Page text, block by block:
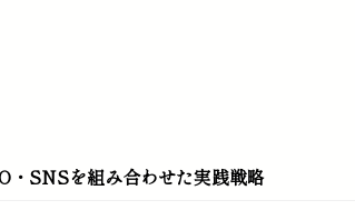
・SNSを組み合わせた実践戦略